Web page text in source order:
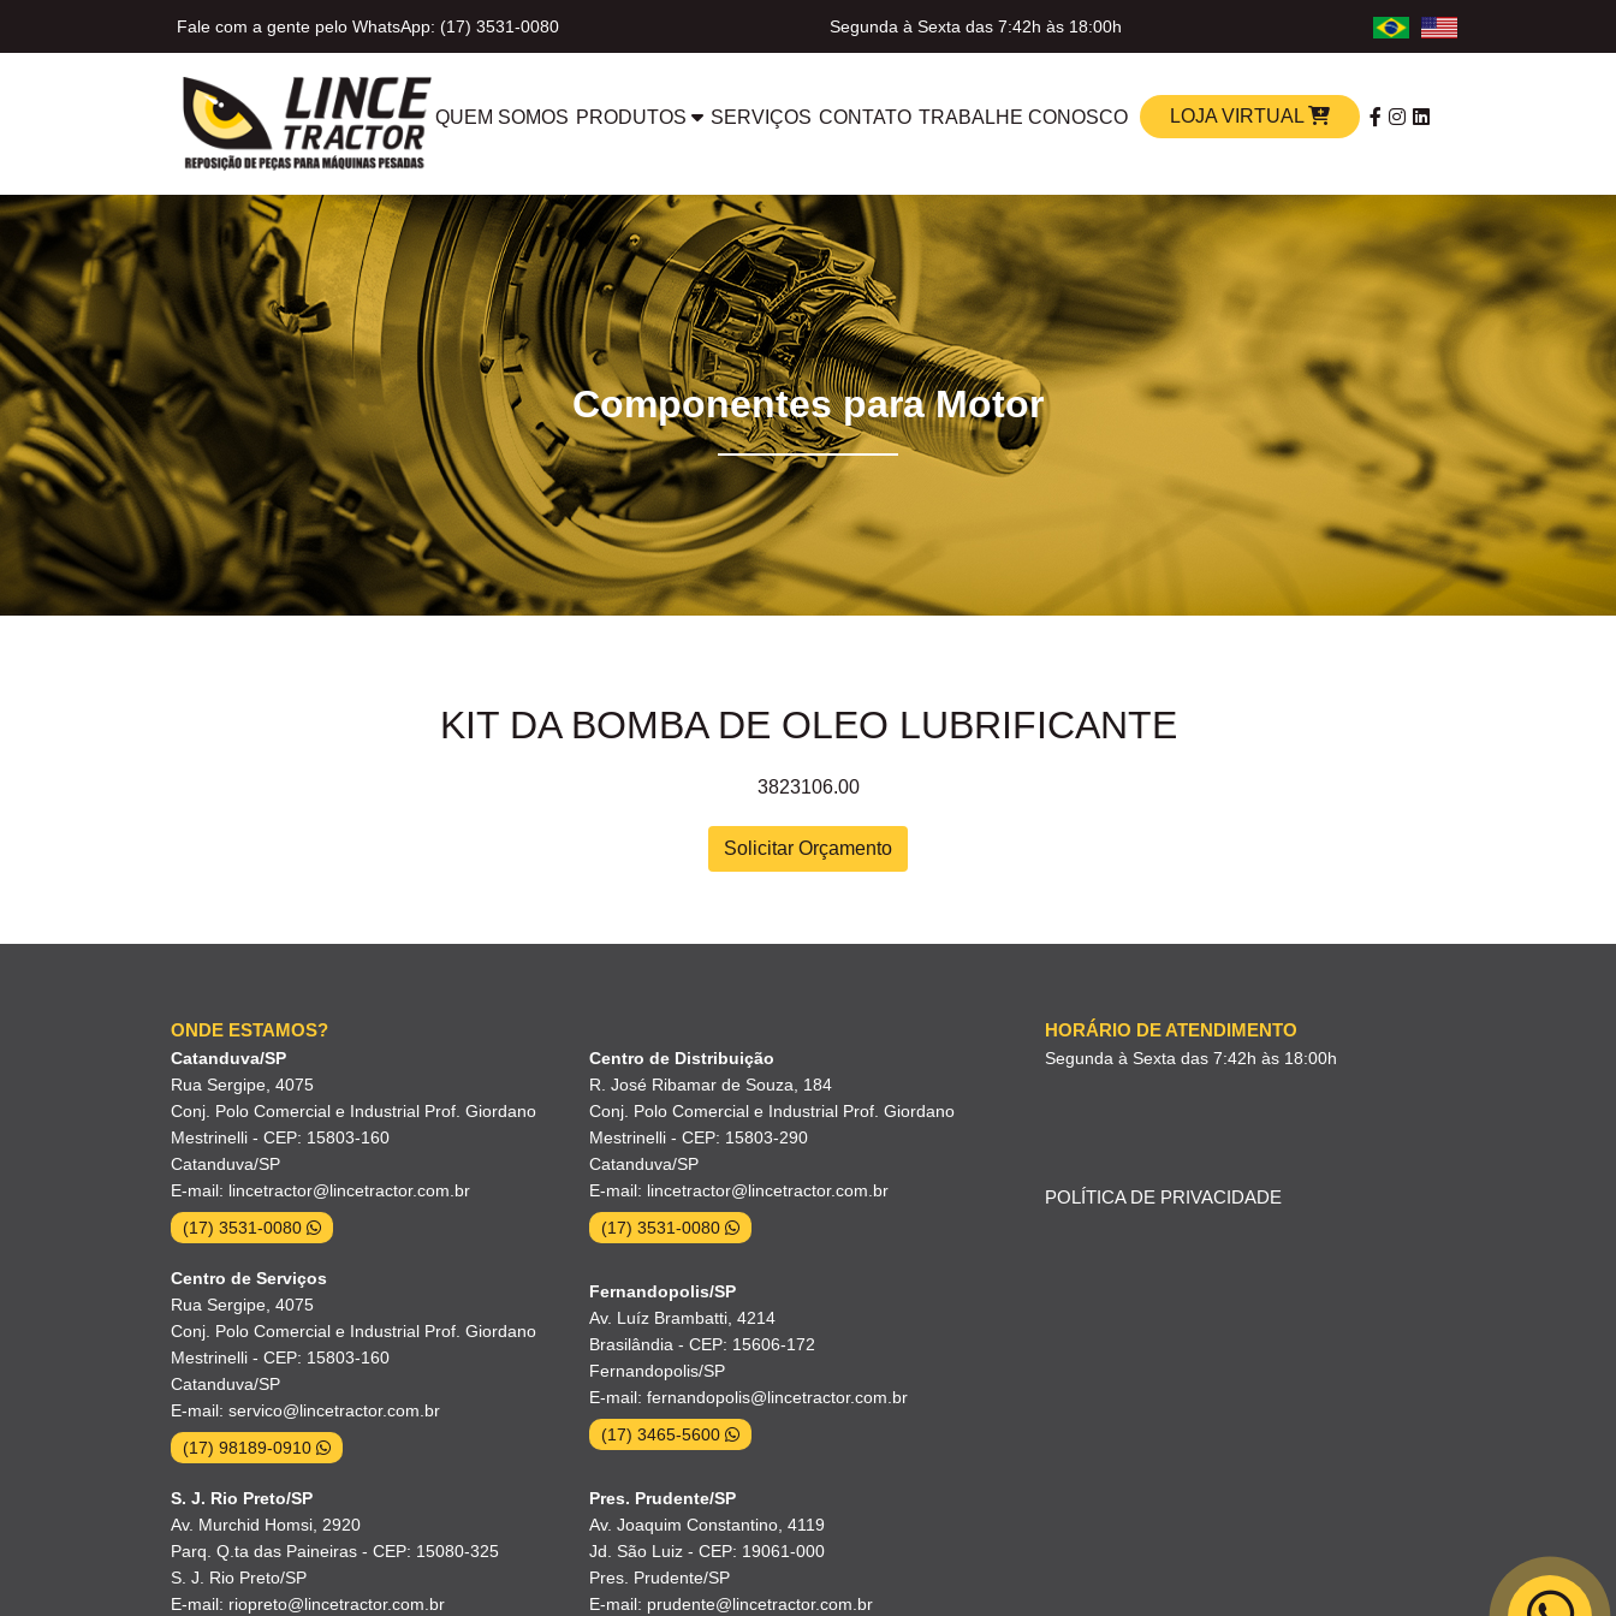
Fale com a gente pelo WhatsApp: (17) 3531-0080 Segunda à Sexta das 7:42h às 18:00h
QUEM SOMOS PRODUTOS SERVIÇOS CONTATO TRABALHE CONOSCO LOJA VIRTUAL
Componentes para Motor
KIT DA BOMBA DE OLEO LUBRIFICANTE
3823106.00
Solicitar Orçamento
ONDE ESTAMOS?
Catanduva/SP
Rua Sergipe, 4075
Conj. Polo Comercial e Industrial Prof. Giordano
Mestrinelli - CEP: 15803-160
Catanduva/SP
E-mail: lincetractor@lincetractor.com.br
(17) 3531-0080
Centro de Distribuição
R. José Ribamar de Souza, 184
Conj. Polo Comercial e Industrial Prof. Giordano
Mestrinelli - CEP: 15803-290
Catanduva/SP
E-mail: lincetractor@lincetractor.com.br
(17) 3531-0080
Centro de Serviços
Rua Sergipe, 4075
Conj. Polo Comercial e Industrial Prof. Giordano
Mestrinelli - CEP: 15803-160
Catanduva/SP
E-mail: servico@lincetractor.com.br
(17) 98189-0910
Fernandopolis/SP
Av. Luíz Brambatti, 4214
Brasilândia - CEP: 15606-172
Fernandopolis/SP
E-mail: fernandopolis@lincetractor.com.br
(17) 3465-5600
S. J. Rio Preto/SP
Av. Murchid Homsi, 2920
Parq. Q.ta das Paineiras - CEP: 15080-325
S. J. Rio Preto/SP
E-mail: riopreto@lincetractor.com.br
Pres. Prudente/SP
Av. Joaquim Constantino, 4119
Jd. São Luiz - CEP: 19061-000
Pres. Prudente/SP
E-mail: prudente@lincetractor.com.br
HORÁRIO DE ATENDIMENTO
Segunda à Sexta das 7:42h às 18:00h
POLÍTICA DE PRIVACIDADE